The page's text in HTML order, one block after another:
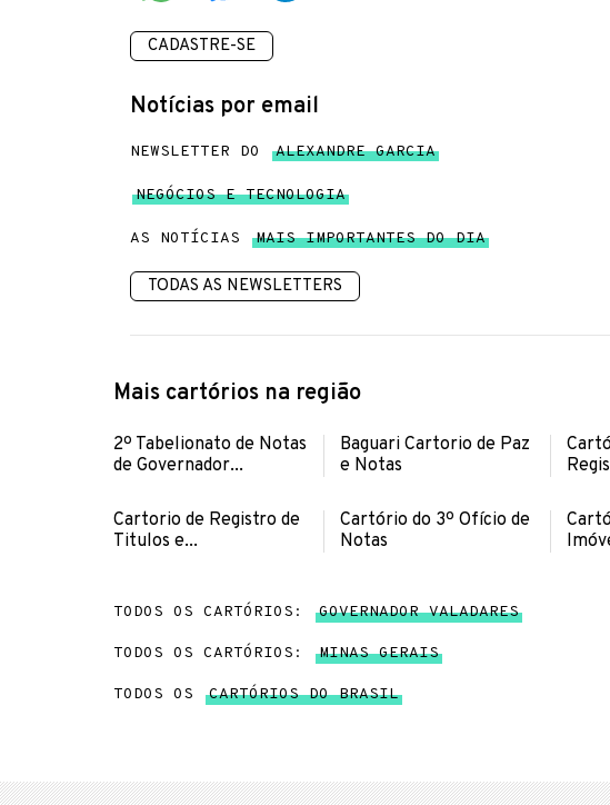
CADASTRE-SE
Notícias por email
NEWSLETTER DO ALEXANDRE GARCIA
NEGÓCIOS E TECNOLOGIA
AS NOTÍCIAS MAIS IMPORTANTES DO DIA
TODAS AS NEWSLETTERS
Mais cartórios na região
2º Tabelionato de Notas
de Governador...
Baguari Cartorio de Paz
e Notas
Cartorio de Registro de
Titulos e...
Cartório do 3º Ofício de
Notas
TODOS OS CARTÓRIOS: GOVERNADOR VALADARES
TODOS OS CARTÓRIOS: MINAS GERAIS
TODOS OS CARTÓRIOS DO BRASIL